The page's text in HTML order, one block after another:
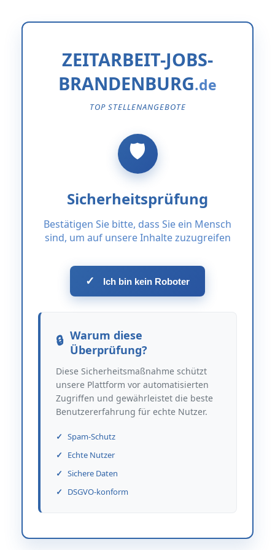
ZEITARBEIT-JOBS-
BRANDENBURG
TOP STELLENANGEBOTE
Sicherheitsprüfung
Bestätigen Sie bitte, dass Sie ein Mensch
sind, um auf unsere Inhalte zuzugreifen
✓ Ich bin kein Roboter
Warum diese
Überprüfung?
Diese Sicherheitsmaßnahme schützt
unsere Plattform vor automatisierten
Zugriffen und gewährleistet die beste
Benutzererfahrung für echte Nutzer.
Spam-Schutz
Echte Nutzer
Sichere Daten
DSGVO-konform